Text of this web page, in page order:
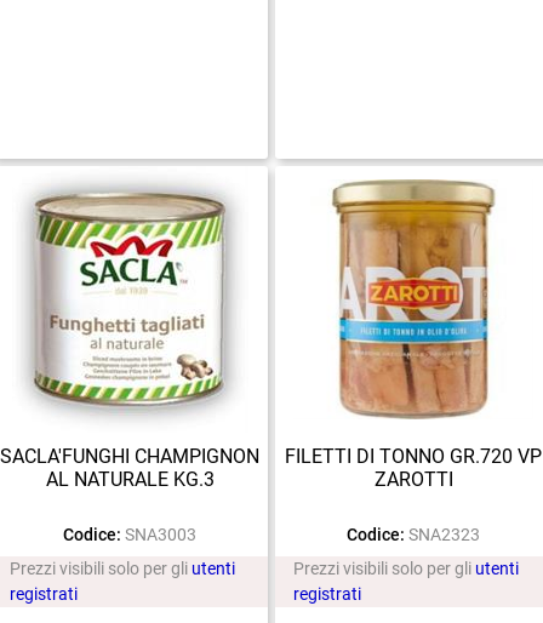
SACLA'FUNGHI CHAMPIGNON
AL NATURALE KG.3
Codice: SNA3003
Prezzi visibili solo per gli utenti
registrati
FILETTI DI TONNO GR.720 VP
ZAROTTI
Codice: SNA2323
Prezzi visibili solo per gli utenti
registrati